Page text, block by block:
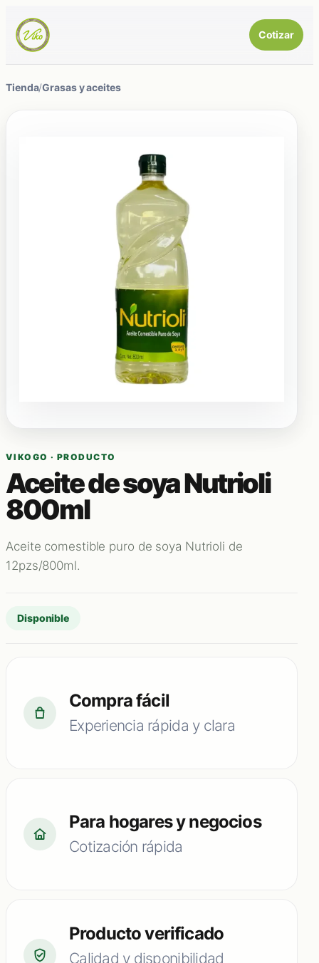
Cotizar
Tienda/Grasas y aceites
VIKOGO · PRODUCTO
Aceite de soya Nutrioli
800ml
Aceite comestible puro de soya Nutrioli de
12pzs/800ml.
Disponible
Compra fácil
Experiencia rápida y clara
Para hogares y negocios
Cotización rápida
Producto verificado
Calidad y disponibilidad